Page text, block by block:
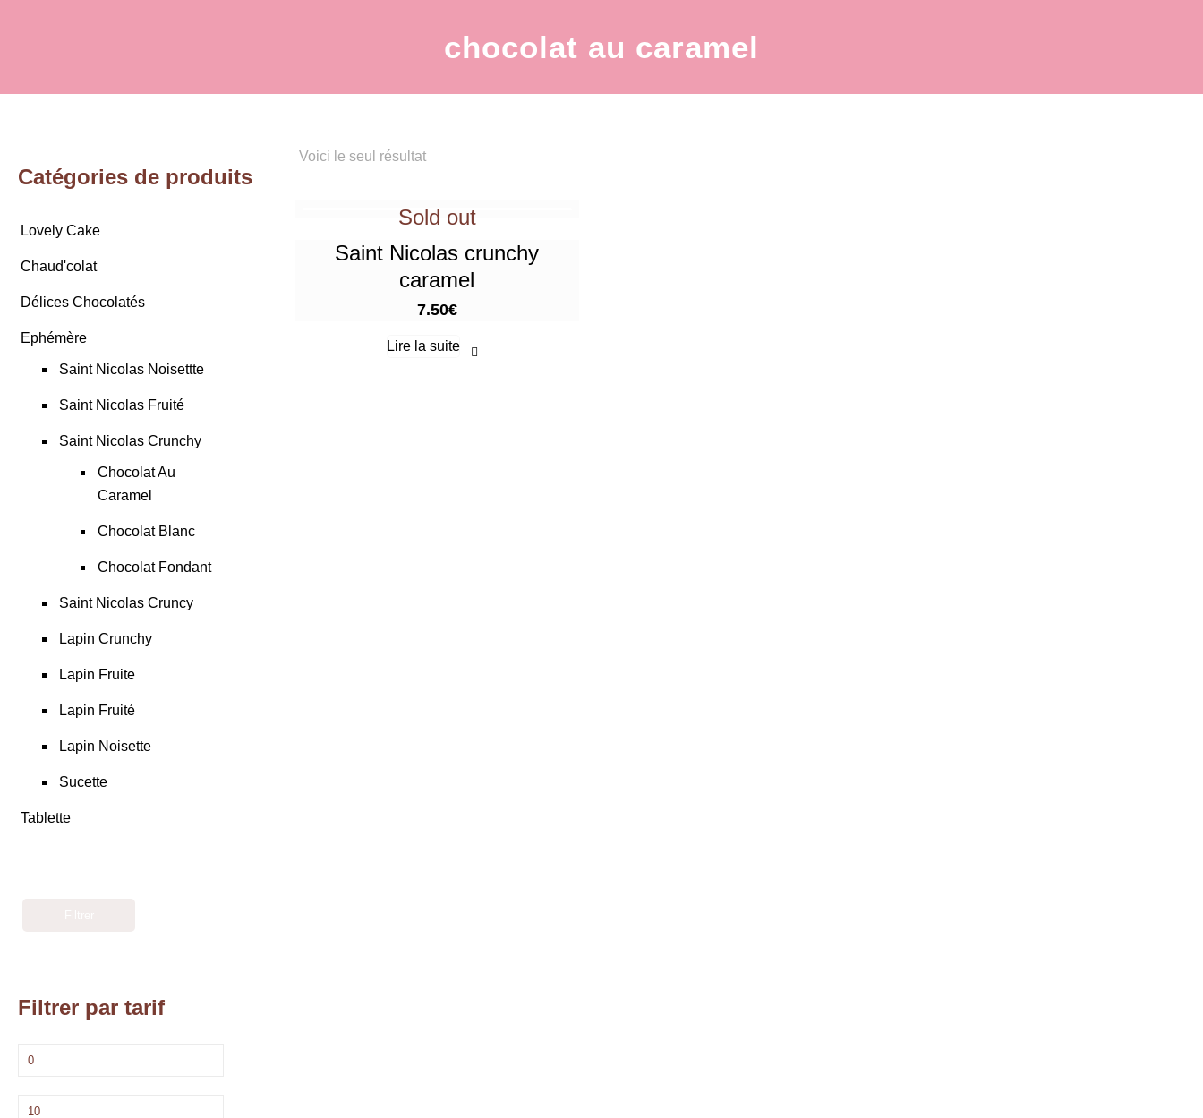
chocolat au caramel
Catégories de produits
Lovely Cake
Chaud'colat
Délices Chocolatés
Ephémère
Saint Nicolas Noisettte
Saint Nicolas Fruité
Saint Nicolas Crunchy
Chocolat Au
Caramel
Chocolat Blanc
Chocolat Fondant
Saint Nicolas Cruncy
Lapin Crunchy
Lapin Fruite
Lapin Fruité
Lapin Noisette
Sucette
Tablette
Filtrer par tarif
Prix
Prix
Voici le seul résultat
Sold out
Saint Nicolas crunchy
caramel
7.50€
Lire la suite